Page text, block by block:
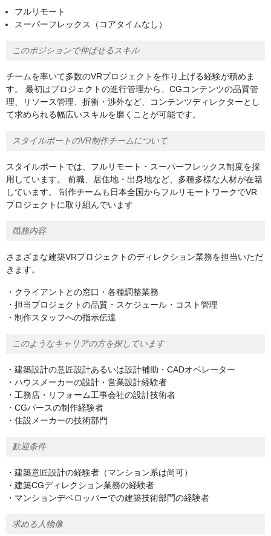
フルリモート
スーパーフレックス（コアタイムなし）
このポジションで伸ばせるスキル
チームを率いて多数のVRプロジェクトを作り上げる経験が積めま
す。 最初はプロジェクトの進行管理から、CGコンテンツの品質管
理、リソース管理、折衝・渉外など、コンテンツディレクターとし
て求められる幅広いスキルを磨くことが可能です。
スタイルポートのVR制作チームについて
スタイルポートでは、フルリモート・スーパーフレックス制度を採
用しています。 前職、居住地・出身地など、多種多様な人材が在籍
しています。 制作チームも日本全国からフルリモートワークでVR
プロジェクトに取り組んでいます
職務内容
さまざまな建築VRプロジェクトのディレクション業務を担当いただ
きます。
・クライアントとの窓口・各種調整業務
・担当プロジェクトの品質・スケジュール・コスト管理
・制作スタッフへの指示伝達
このようなキャリアの方を探しています
・建築設計の意匠設計あるいは設計補助・CADオペレーター
・ハウスメーカーの設計・営業設計経験者
・工務店・リフォーム工事会社の設計技術者
・CGパースの制作経験者
・住設メーカーの技術部門
歓迎条件
・建築意匠設計の経験者（マンション系は尚可）
・建築CGディレクション業務の経験者
・マンションデベロッパーでの建築技術部門の経験者
求める人物像